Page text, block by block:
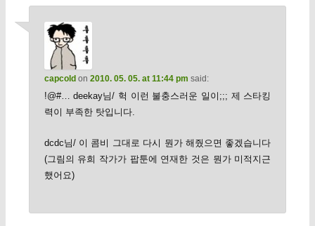
capcoldon 2010. 05. 05. at 11:44 pm said:
!@#… deekay님/ 헉 이런 불충스러운 일이;;; 제 스타킹
력이 부족한 탓입니다.
dcdc님/ 이 콤비 그대로 다시 뭔가 해줬으면 좋겠습니다
(그림의 유희 작가가 팝툰에 연재한 것은 뭔가 미적지근
했어요)